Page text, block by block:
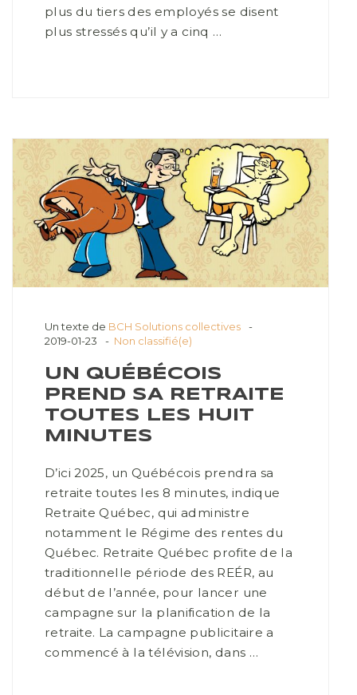
plus du tiers des employés se disent
plus stressés qu’il y a cinq …
Un texte de BCH Solutions collectives
2019-01-23
Non classifié(e)
UN QUÉBÉCOIS
PREND SA RETRAITE
TOUTES LES HUIT
MINUTES
D’ici 2025, un Québécois prendra sa
retraite toutes les 8 minutes, indique
Retraite Québec, qui administre
notamment le Régime des rentes du
Québec. Retraite Québec profite de la
traditionnelle période des REÉR, au
début de l’année, pour lancer une
campagne sur la planification de la
retraite. La campagne publicitaire a
commencé à la télévision, dans …